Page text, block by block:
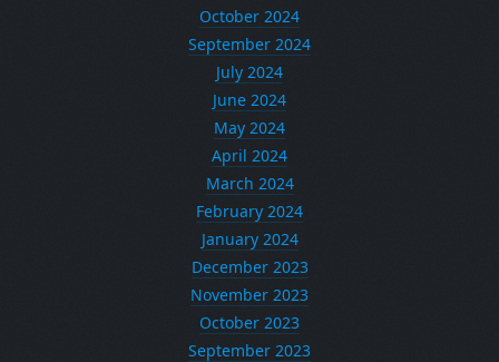
October 2024
September 2024
July 2024
June 2024
May 2024
April 2024
March 2024
February 2024
January 2024
December 2023
November 2023
October 2023
September 2023